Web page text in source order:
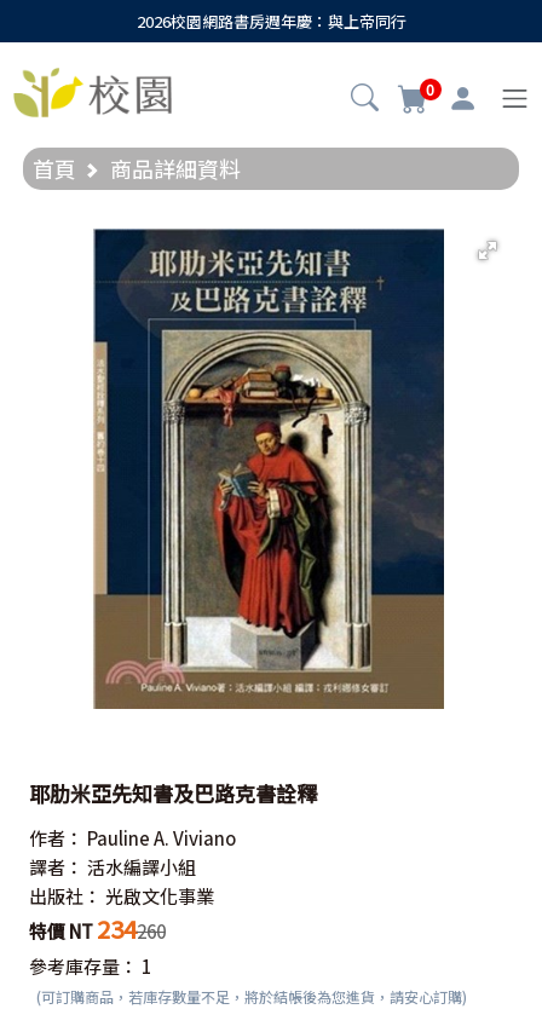
2026校園網路書房週年慶：與上帝同行
0
首頁 商品詳細資料
耶肋米亞先知書及巴路克書詮釋
作者： Pauline A. Viviano
譯者： 活水編譯小組
出版社： 光啟文化事業
特價 NT 234260
參考庫存量： 1
(可訂購商品，若庫存數量不足，將於結帳後為您進貨，請安心訂購)